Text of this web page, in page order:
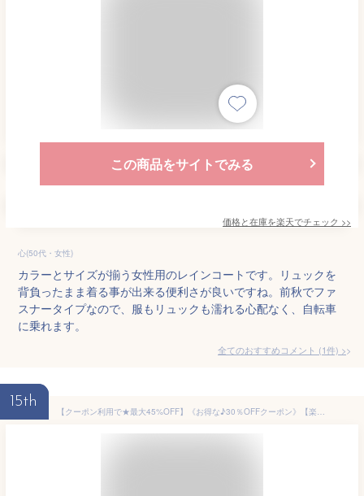
この商品をサイトでみる
価格と在庫を楽天でチェック >>
心(50代・女性)
カラーとサイズが揃う女性用のレインコートです。リュックを
背負ったまま着る事が出来る便利さが良いですね。前秋でファ
スナータイプなので、服もリュックも濡れる心配なく、自転車
に乗れます。
全てのおすすめコメント (1件) >
15th
【クーポン利用で★最大45%OFF】《お得な♪30％OFFクーポン》【楽天1位】 【ヘルメットに対応】レインコート レディース レインコート 自転車 かっぱ 通学 かっぱ リュック カッパレインコート レインポンチョ 二重ツバ 超撥水 反射テープ リュック対応 ポケット付